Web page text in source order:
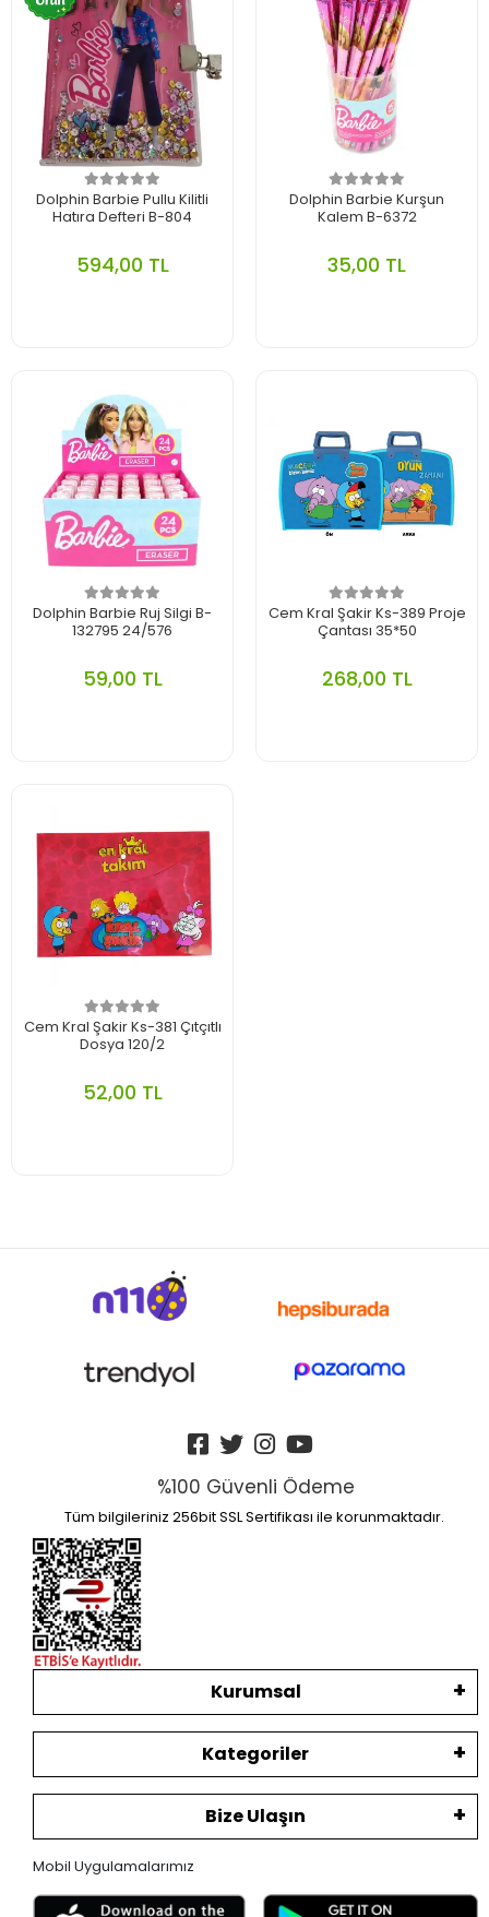
Dolphin Barbie Pullu Kilitli
Hatıra Defteri B-804
594,00 TL
Dolphin Barbie Kurşun
Kalem B-6372
35,00 TL
Dolphin Barbie Ruj Silgi B-
132795 24/576
59,00 TL
Cem Kral Şakir Ks-389 Proje
Çantası 35*50
268,00 TL
Cem Kral Şakir Ks-381 Çıtçıtlı
Dosya 120/2
52,00 TL
%100 Güvenli Ödeme
Tüm bilgileriniz 256bit SSL Sertifikası ile korunmaktadır.
Kurumsal
Kategoriler
Bize Ulaşın
Mobil Uygulamalarımız